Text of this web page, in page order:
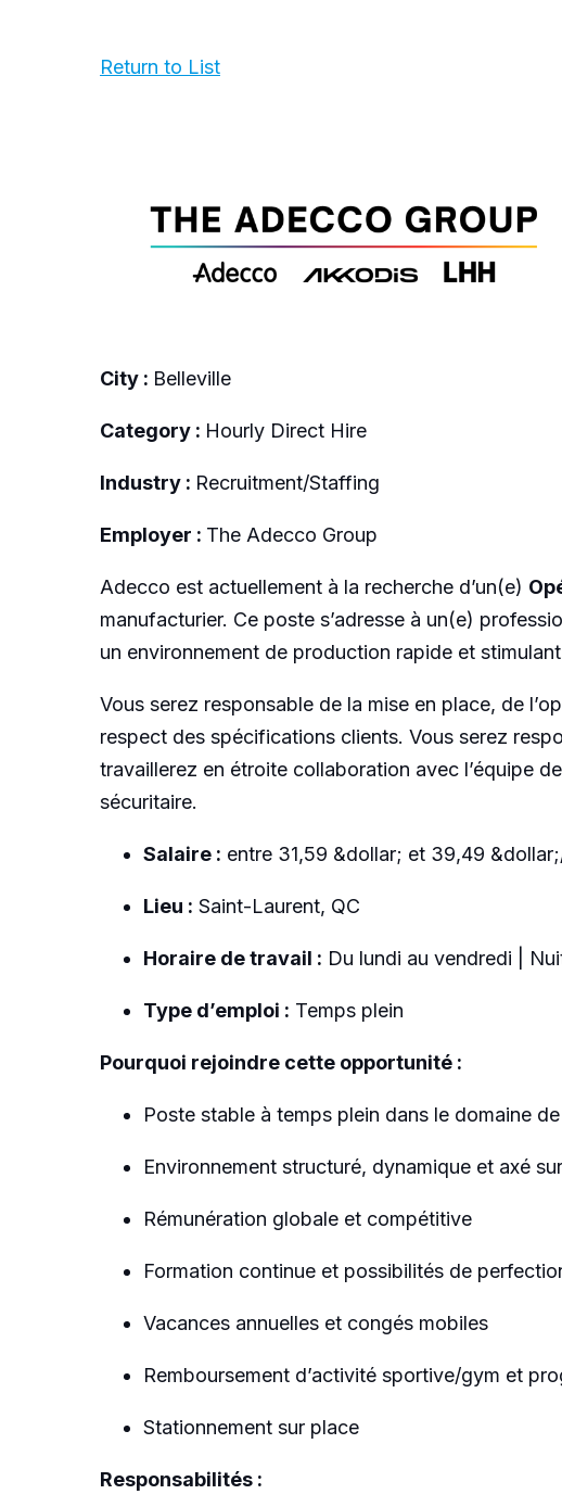
Return to List
City : Belleville
Category : Hourly Direct Hire
Industry : Recruitment/Staffing
Employer : The Adecco Group
Adecco est actuellement à la recherche d’un(e)
manufacturier. Ce poste s’adresse à un(e)
un environnement de production rapide et
Vous serez responsable de la mise en place, de
respect des spécifications clients. Vous serez
travaillerez en étroite collaboration avec l’équipe
sécuritaire.
Salaire : entre 31,59 &dollar; et 39,49
Lieu : Saint-Laurent, QC
Horaire de travail : Du lundi au vendredi |
Type d’emploi : Temps plein
Pourquoi rejoindre cette opportunité :
Poste stable à temps plein dans le domaine de
Environnement structuré, dynamique et axé
Rémunération globale et compétitive
Formation continue et possibilités de
Vacances annuelles et congés mobiles
Remboursement d’activité sportive/gym et
Stationnement sur place
Responsabilités :